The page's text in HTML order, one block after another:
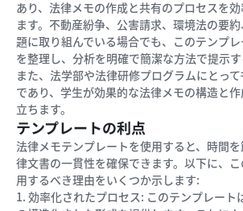
あり、法律メモの作成と共有のプロセスを
ます。不動産紛争、公害請求、環境法の要
題に取り組んでいる場合でも、このテンプ
を整理し、分析を明確で簡潔な方法で提示す
また、法学部や法律研修プログラムにとっ
であり、学生が効果的な法律メモの構造と
立ちます。
テンプレートの利点
法律メモテンプレートを使用すると、時間
律文書の一貫性を確保できます。以下に、
用するべき理由をいくつか示します:
1. 効率化されたプロセス: このテンプレート